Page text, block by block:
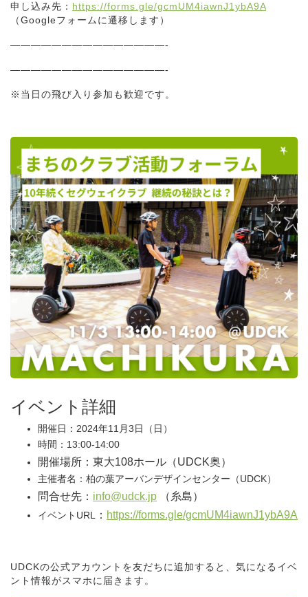
申し込み先： https://forms.gle/gcmUM4iawnJ1ybA9A
（Googleフォームに遷移します）
———————————————-
———————————————-
※当日の飛び入り参加も歓迎です。
イベント詳細
開催日：2024年11月3日（日）
時間：13:00-14:00
開催場所：東大108ホール（UDCK奥）
主催者名：柏の葉アーバンデザインセンター（UDCK）
問合せ先： info@udck.jp （糸島）
イベントURL ： https://forms.gle/gcmUM4iawnJ1ybA9A
UDCKの公式アカウントを友だちに追加すると、気になるイベ
ント情報がスマホに届きます。